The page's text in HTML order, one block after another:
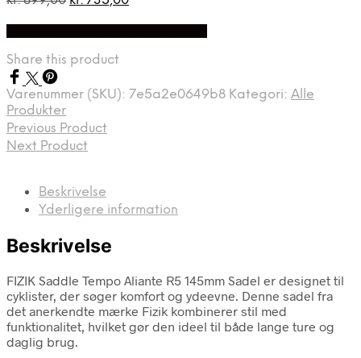
kr. 899,00.
Share this product
Varenummer (SKU): 7e5a2e0649b8 Kategori: Alle
Produkter
Previous Product
Next Product
Beskrivelse
Yderligere information
Beskrivelse
FIZIK Saddle Tempo Aliante R5 145mm Sadel er designet til
cyklister, der søger komfort og ydeevne. Denne sadel fra
det anerkendte mærke Fizik kombinerer stil med
funktionalitet, hvilket gør den ideel til både lange ture og
daglig brug.